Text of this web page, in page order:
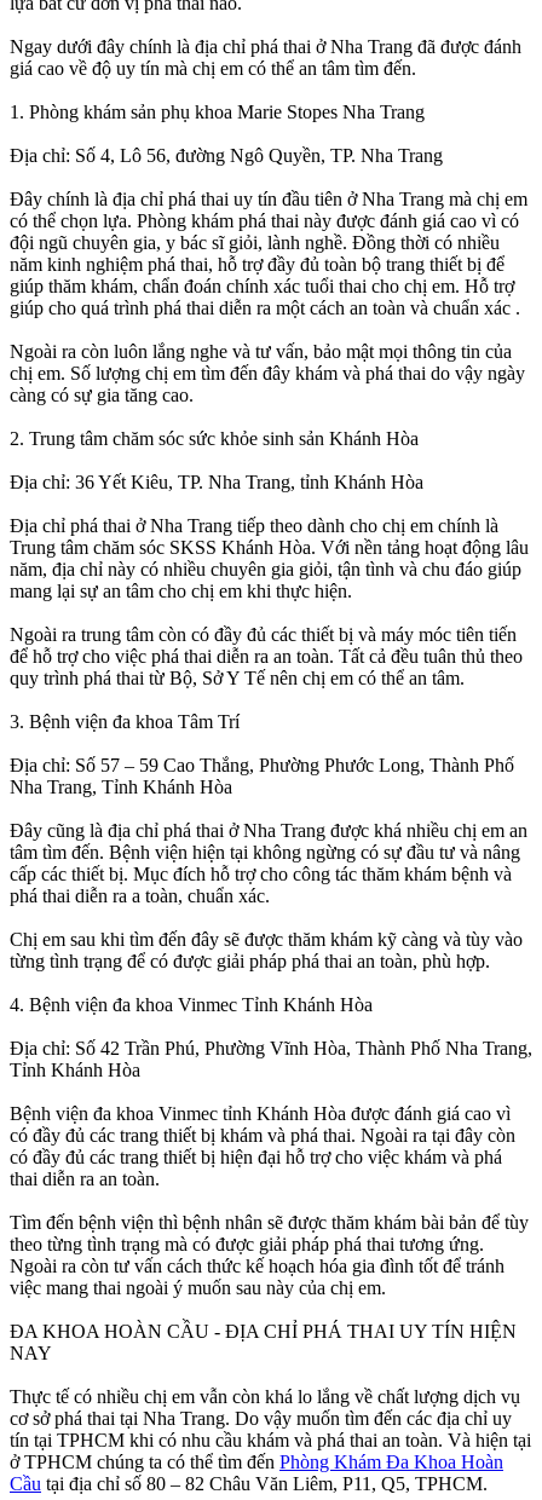
Ngay dưới đây chính là địa chỉ phá thai ở Nha Trang đã được đánh
giá cao về độ uy tín mà chị em có thể an tâm tìm đến.
1. Phòng khám sản phụ khoa Marie Stopes Nha Trang
Địa chỉ: Số 4, Lô 56, đường Ngô Quyền, TP. Nha Trang
Đây chính là địa chỉ phá thai uy tín đầu tiên ở Nha Trang mà chị em
có thể chọn lựa. Phòng khám phá thai này được đánh giá cao vì có
đội ngũ chuyên gia, y bác sĩ giỏi, lành nghề. Đồng thời có nhiều
năm kinh nghiệm phá thai, hỗ trợ đầy đủ toàn bộ trang thiết bị để
giúp thăm khám, chẩn đoán chính xác tuổi thai cho chị em. Hỗ trợ
giúp cho quá trình phá thai diễn ra một cách an toàn và chuẩn xác .
Ngoài ra còn luôn lắng nghe và tư vấn, bảo mật mọi thông tin của
chị em. Số lượng chị em tìm đến đây khám và phá thai do vậy ngày
càng có sự gia tăng cao.
2. Trung tâm chăm sóc sức khỏe sinh sản Khánh Hòa
Địa chỉ: 36 Yết Kiêu, TP. Nha Trang, tỉnh Khánh Hòa
Địa chỉ phá thai ở Nha Trang tiếp theo dành cho chị em chính là
Trung tâm chăm sóc SKSS Khánh Hòa. Với nền tảng hoạt động lâu
năm, địa chỉ này có nhiều chuyên gia giỏi, tận tình và chu đáo giúp
mang lại sự an tâm cho chị em khi thực hiện.
Ngoài ra trung tâm còn có đầy đủ các thiết bị và máy móc tiên tiến
để hỗ trợ cho việc phá thai diễn ra an toàn. Tất cả đều tuân thủ theo
quy trình phá thai từ Bộ, Sở Y Tế nên chị em có thể an tâm.
3. Bệnh viện đa khoa Tâm Trí
Địa chỉ: Số 57 – 59 Cao Thắng, Phường Phước Long, Thành Phố
Nha Trang, Tỉnh Khánh Hòa
Đây cũng là địa chỉ phá thai ở Nha Trang được khá nhiều chị em an
tâm tìm đến. Bệnh viện hiện tại không ngừng có sự đầu tư và nâng
cấp các thiết bị. Mục đích hỗ trợ cho công tác thăm khám bệnh và
phá thai diễn ra a toàn, chuẩn xác.
Chị em sau khi tìm đến đây sẽ được thăm khám kỹ càng và tùy vào
từng tình trạng để có được giải pháp phá thai an toàn, phù hợp.
4. Bệnh viện đa khoa Vinmec Tỉnh Khánh Hòa
Địa chỉ: Số 42 Trần Phú, Phường Vĩnh Hòa, Thành Phố Nha Trang,
Tỉnh Khánh Hòa
Bệnh viện đa khoa Vinmec tỉnh Khánh Hòa được đánh giá cao vì
có đầy đủ các trang thiết bị khám và phá thai. Ngoài ra tại đây còn
có đầy đủ các trang thiết bị hiện đại hỗ trợ cho việc khám và phá
thai diễn ra an toàn.
Tìm đến bệnh viện thì bệnh nhân sẽ được thăm khám bài bản để tùy
theo từng tình trạng mà có được giải pháp phá thai tương ứng.
Ngoài ra còn tư vấn cách thức kế hoạch hóa gia đình tốt để tránh
việc mang thai ngoài ý muốn sau này của chị em.
ĐA KHOA HOÀN CẦU - ĐỊA CHỈ PHÁ THAI UY TÍN HIỆN
NAY
Thực tế có nhiều chị em vẫn còn khá lo lắng về chất lượng dịch vụ
cơ sở phá thai tại Nha Trang. Do vậy muốn tìm đến các địa chỉ uy
tín tại TPHCM khi có nhu cầu khám và phá thai an toàn. Và hiện tại
ở TPHCM chúng ta có thể tìm đến Phòng Khám Đa Khoa Hoàn
Cầu tại địa chỉ số 80 – 82 Châu Văn Liêm, P11, Q5, TPHCM.